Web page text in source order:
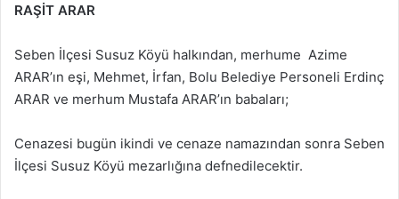
RAŞİT ARAR
Seben İlçesi Susuz Köyü halkından, merhume Azime
ARAR’ın eşi, Mehmet, İrfan, Bolu Belediye Personeli Erdinç
ARAR ve merhum Mustafa ARAR’ın babaları;
Cenazesi bugün ikindi ve cenaze namazından sonra Seben
İlçesi Susuz Köyü mezarlığına defnedilecektir.